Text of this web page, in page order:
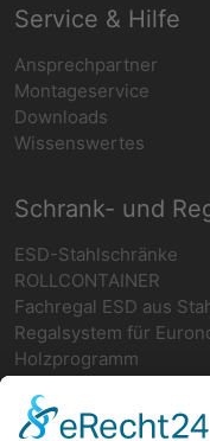
Service & Hilfe
Ansprechpartner
Montageservice
Downloads
Wissenswertes
Schrank- und
ESD-Stahlschränke
ROLLCONTAINER
Fachregal ESD aus
Regalsystem für
Holzprogramm
Netzwerk